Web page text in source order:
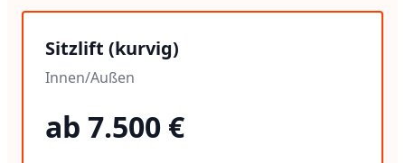
Sitzlift (kurvig)
Innen/Außen
ab 7.500 €